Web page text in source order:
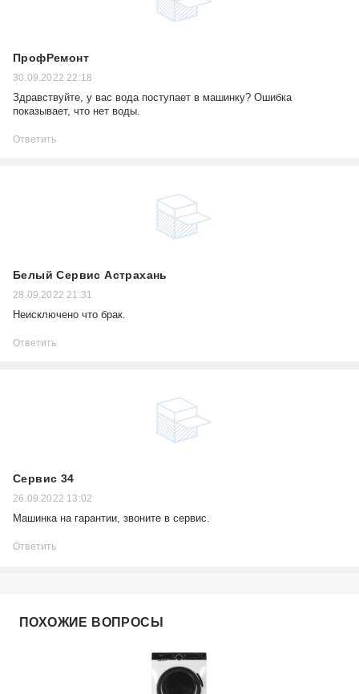
ПрофРемонт
30.09.2022 22:18
Здравствуйте, у вас вода поступает в машинку? Ошибка
показывает, что нет воды.
Ответить
Белый Сервис Астрахань
28.09.2022 21:31
Неисключено что брак.
Ответить
Сервис 34
26.09.2022 13:02
Машинка на гарантии, звоните в сервис.
Ответить
ПОХОЖИЕ ВОПРОСЫ